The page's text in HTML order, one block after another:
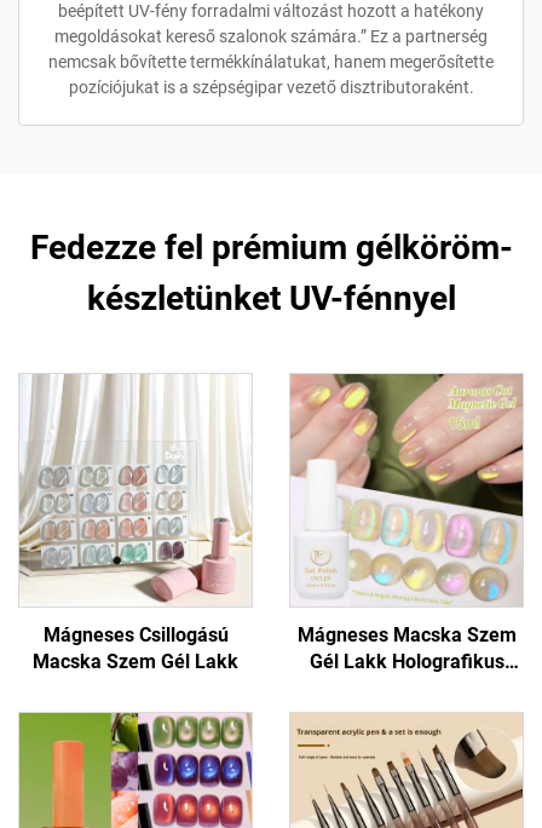
beépített UV-fény forradalmi változást hozott a hatékony
megoldásokat kereső szalonok számára.” Ez a partnerség
nemcsak bővítette termékkínálatukat, hanem megerősítette
pozíciójukat is a szépségipar vezető disztributoraként.
Fedezze fel prémium gélköröm-
készletünket UV-fénnyel
Mágneses Csillogású
Macska Szem Gél Lakk
Mágneses Macska Szem
Gél Lakk Holografikus